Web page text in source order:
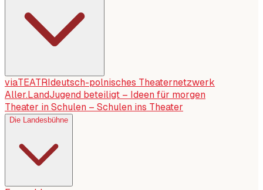
viaTEATRI deutsch-polnisches Theaternetzwerk
Aller.LandJugend beteiligt – Ideen für morgen
Theater in Schulen – Schulen ins Theater
Die Landesbühne